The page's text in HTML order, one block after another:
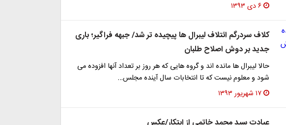
۶ دی ۱۳۹۳
کلاف سردرگم ائتلاف لیبرال ها پیچیده تر شد/ جبهه فراگیر؛ باری
جدید بر دوش اصلاح طلبان
حالا لیبرال ها مانده اند و گروه هایی که هر روز بر تعداد آنها افزوده می
شود و معلوم نیست که تا انتخابات سال آینده مجلس…
۱۷ شهریور ۱۳۹۳